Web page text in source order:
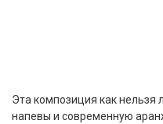
Эта композиция как нельзя
напевы и современную